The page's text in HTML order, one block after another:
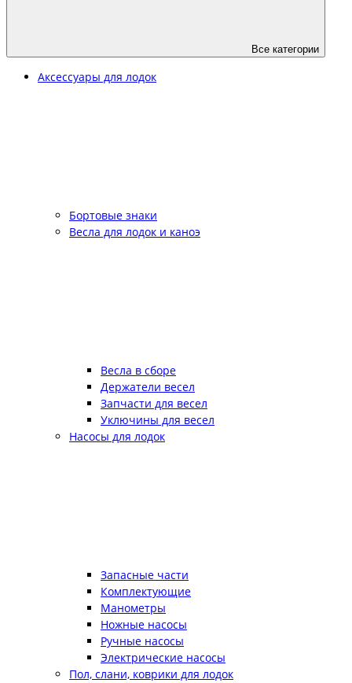
Все категории
Аксессуары для лодок
Бортовые знаки
Весла для лодок и каноэ
Весла в сборе
Держатели весел
Запчасти для весел
Уключины для весел
Насосы для лодок
Запасные части
Комплектующие
Манометры
Ножные насосы
Ручные насосы
Электрические насосы
Пол, слани, коврики для лодок